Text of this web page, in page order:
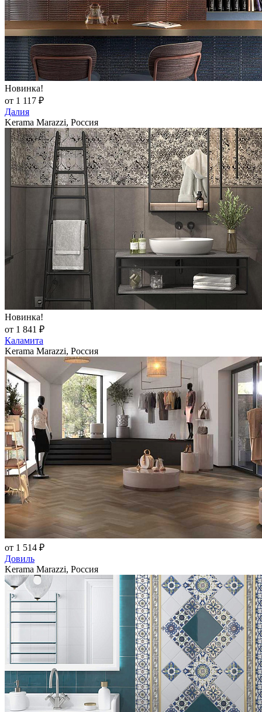
Новинка!
от 1 117 ₽
Далия
Kerama Marazzi, Россия
Новинка!
от 1 841 ₽
Каламита
Kerama Marazzi, Россия
от 1 514 ₽
Довиль
Kerama Marazzi, Россия